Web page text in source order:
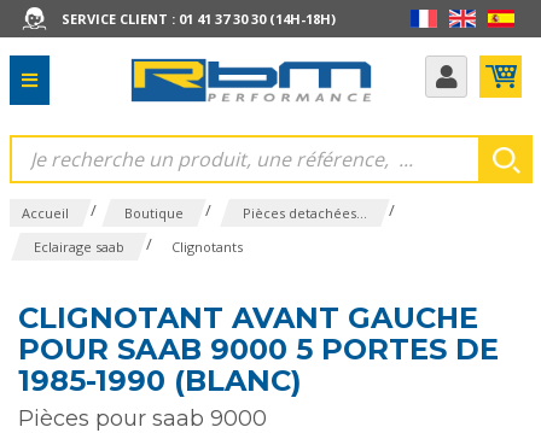
SERVICE CLIENT : 01 41 37 30 30 (14H-18H)
Accueil / Boutique / Pièces detachées... /
Eclairage saab / Clignotants
CLIGNOTANT AVANT GAUCHE
POUR SAAB 9000 5 PORTES DE
1985-1990 (BLANC)
Pièces pour saab 9000